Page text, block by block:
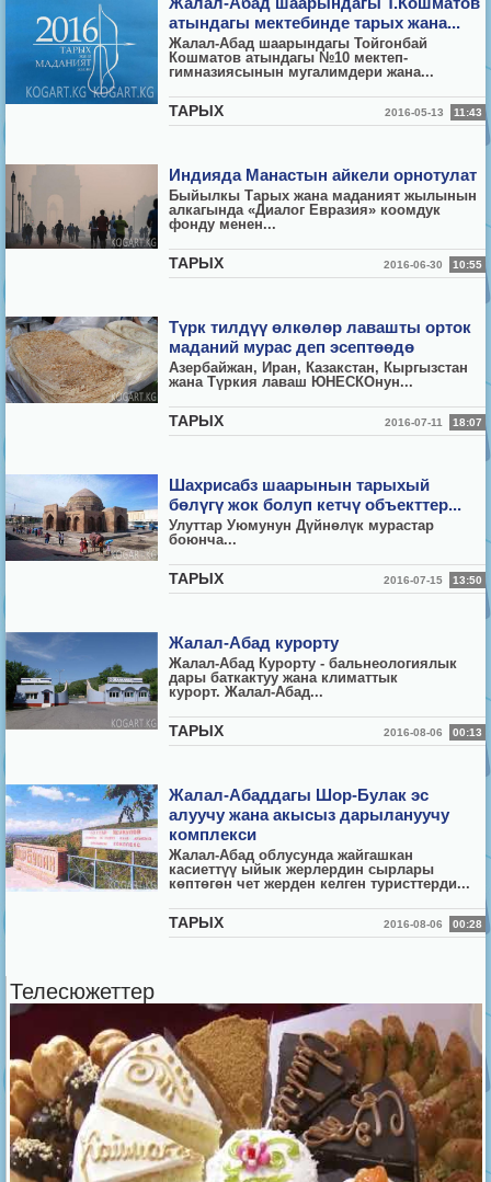
Жалал-Абад шаарындагы Т.Кошматов
атындагы мектебинде тарых жана...
Жалал-Абад шаарындагы Тойгонбай
Кошматов атындагы №10 мектеп-
гимназиясынын мугалимдери жана...
ТАРЫХ 2016-05-13 11:43
Индияда Манастын айкели орнотулат
Быйылкы Тарых жана маданият жылынын
алкагында «Диалог Евразия» коомдук
фонду менен...
ТАРЫХ 2016-06-30 10:55
Түрк тилдүү өлкөлөр лавашты орток
маданий мурас деп эсептөөдө
Азербайжан, Иран, Казакстан, Кыргызстан
жана Түркия лаваш ЮНЕСКОнун...
ТАРЫХ 2016-07-11 18:07
Шахрисабз шаарынын тарыхый
бөлүгү жок болуп кетчү объекттер...
Улуттар Уюмунун Дүйнөлүк мурастар
боюнча...
ТАРЫХ 2016-07-15 13:50
Жалал-Абад курорту
Жалал-Абад Курорту - бальнеологиялык
дары баткактуу жана климаттык
курорт. Жалал-Абад...
ТАРЫХ 2016-08-06 00:13
Жалал-Абаддагы Шор-Булак эс
алуучу жана акысыз дарылануучу
комплекси
Жалал-Абад облусунда жайгашкан
касиеттүү ыйык жерлердин сырлары
көптөгөн чет жерден келген туристтерди...
ТАРЫХ 2016-08-06 00:28
Телесюжеттер